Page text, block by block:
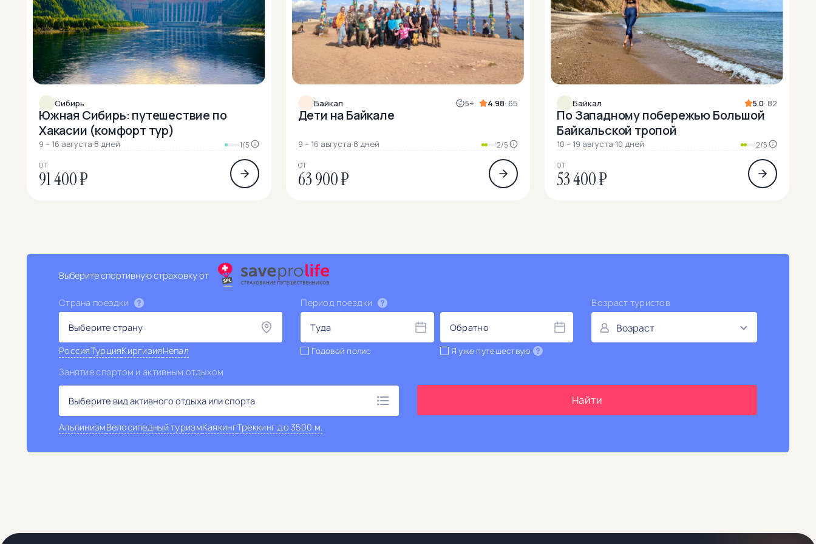
Сибирь
Южная Сибирь: путешествие по
Хакасии (комфорт тур)
9 – 16 августа·8 дней 1/5
ОТ
91 400 ₽
Байкал 5+ 4.98· 65
Дети на Байкале
9 – 16 августа·8 дней 2/5
ОТ
63 900 ₽
Байкал 5.0· 82
По Западному побережью Большой
Байкальской тропой
10 – 19 августа·10 дней 2/5
ОТ
53 400 ₽